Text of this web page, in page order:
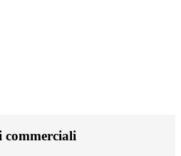
commerciali